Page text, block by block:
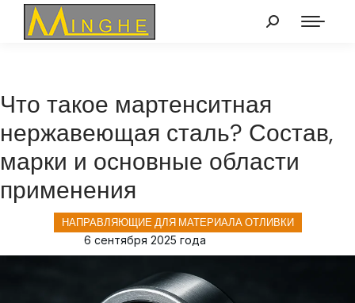
Что такое мартенситная
нержавеющая сталь? Состав,
марки и основные области
применения
6 сентября 2025 года
НАПРАВЛЯЮЩИЕ ДЛЯ МАТЕРИАЛА ОТЛИВКИ